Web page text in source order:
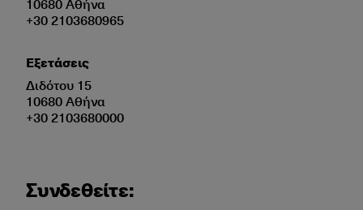
+30 2103680965
Εξετάσεις
Διδότου 15
10680 Αθήνα
+30 2103680000
Συνδεθείτε: